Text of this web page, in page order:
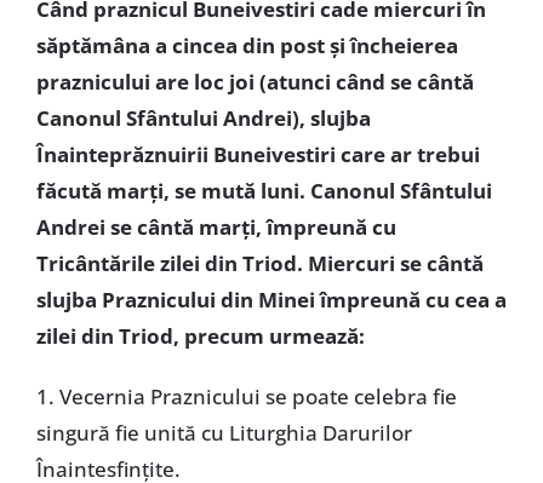
Când praznicul Buneivestiri cade miercuri în
săptămâna a cincea din post şi încheierea
praznicului are loc joi (atunci când se cântă
Canonul Sfântului Andrei), slujba
Înainteprăznuirii Buneivestiri care ar trebui
făcută marți, se mută luni. Canonul Sfântului
Andrei se cântă marți, împreună cu
Tricântările zilei din Triod. Miercuri se cântă
slujba Praznicului din Minei împreună cu cea a
zilei din Triod, precum urmează:
1. Vecernia Praznicului se poate celebra fie
singură fie unită cu Liturghia Darurilor
Înaintesfințite.